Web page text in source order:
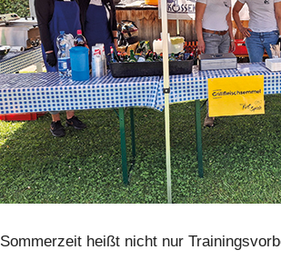
Sommerzeit heißt nicht nur